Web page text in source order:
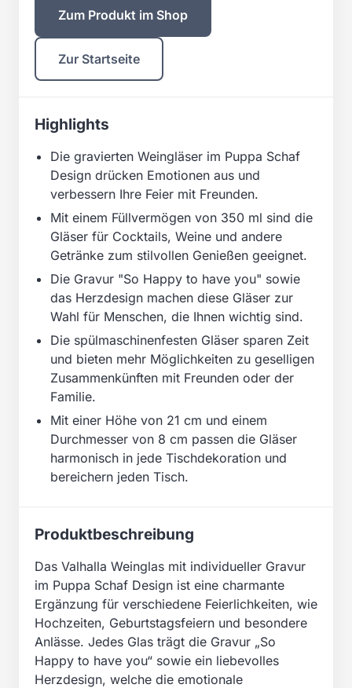
Zum Produkt im Shop
Zur Startseite
Highlights
Die gravierten Weingläser im Puppa Schaf
Design drücken Emotionen aus und
verbessern Ihre Feier mit Freunden.
Mit einem Füllvermögen von 350 ml sind die
Gläser für Cocktails, Weine und andere
Getränke zum stilvollen Genießen geeignet.
Die Gravur "So Happy to have you" sowie
das Herzdesign machen diese Gläser zur
Wahl für Menschen, die Ihnen wichtig sind.
Die spülmaschinenfesten Gläser sparen Zeit
und bieten mehr Möglichkeiten zu geselligen
Zusammenkünften mit Freunden oder der
Familie.
Mit einer Höhe von 21 cm und einem
Durchmesser von 8 cm passen die Gläser
harmonisch in jede Tischdekoration und
bereichern jeden Tisch.
Produktbeschreibung
Das Valhalla Weinglas mit individueller Gravur
im Puppa Schaf Design ist eine charmante
Ergänzung für verschiedene Feierlichkeiten, wie
Hochzeiten, Geburtstagsfeiern und besondere
Anlässe. Jedes Glas trägt die Gravur „So
Happy to have you“ sowie ein liebevolles
Herzdesign, welche die emotionale